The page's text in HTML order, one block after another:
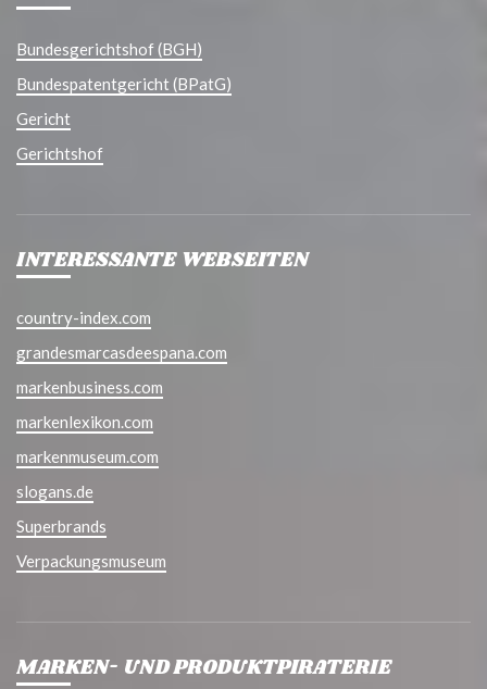
Bundesgerichtshof (BGH)
Bundespatentgericht (BPatG)
Gericht
Gerichtshof
INTERESSANTE WEBSEITEN
country-index.com
grandesmarcasdeespana.com
markenbusiness.com
markenlexikon.com
markenmuseum.com
slogans.de
Superbrands
Verpackungsmuseum
MARKEN- UND PRODUKTPIRATERIE